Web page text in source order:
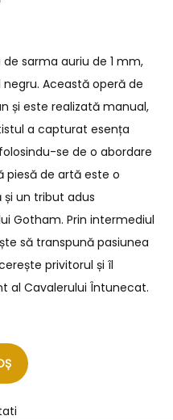
sarma auriu de 1 mm,
Această operă de
și este realizată manual,
a capturat esența
se de o abordare
piesă de artă este o
un tribut adus
Gotham. Prin intermediul
să transpună pasiunea
privitorul și îl
al Cavalerului Întunecat.